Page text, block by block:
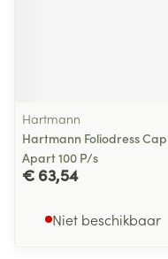
Hartmann
Hartmann Foliodress Cap
Apart 100 P/s
€ 63,54
Niet beschikbaar